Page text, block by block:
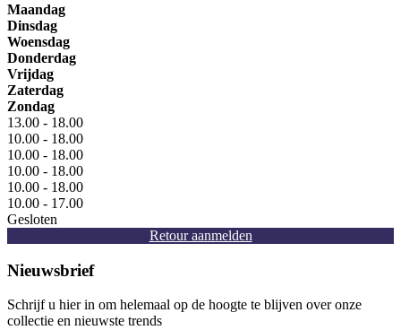
Maandag
Dinsdag
Woensdag
Donderdag
Vrijdag
Zaterdag
Zondag
13.00 - 18.00
10.00 - 18.00
10.00 - 18.00
10.00 - 18.00
10.00 - 18.00
10.00 - 17.00
Gesloten
Retour aanmelden
Nieuwsbrief
Schrijf u hier in om helemaal op de hoogte te blijven over onze
collectie en nieuwste trends